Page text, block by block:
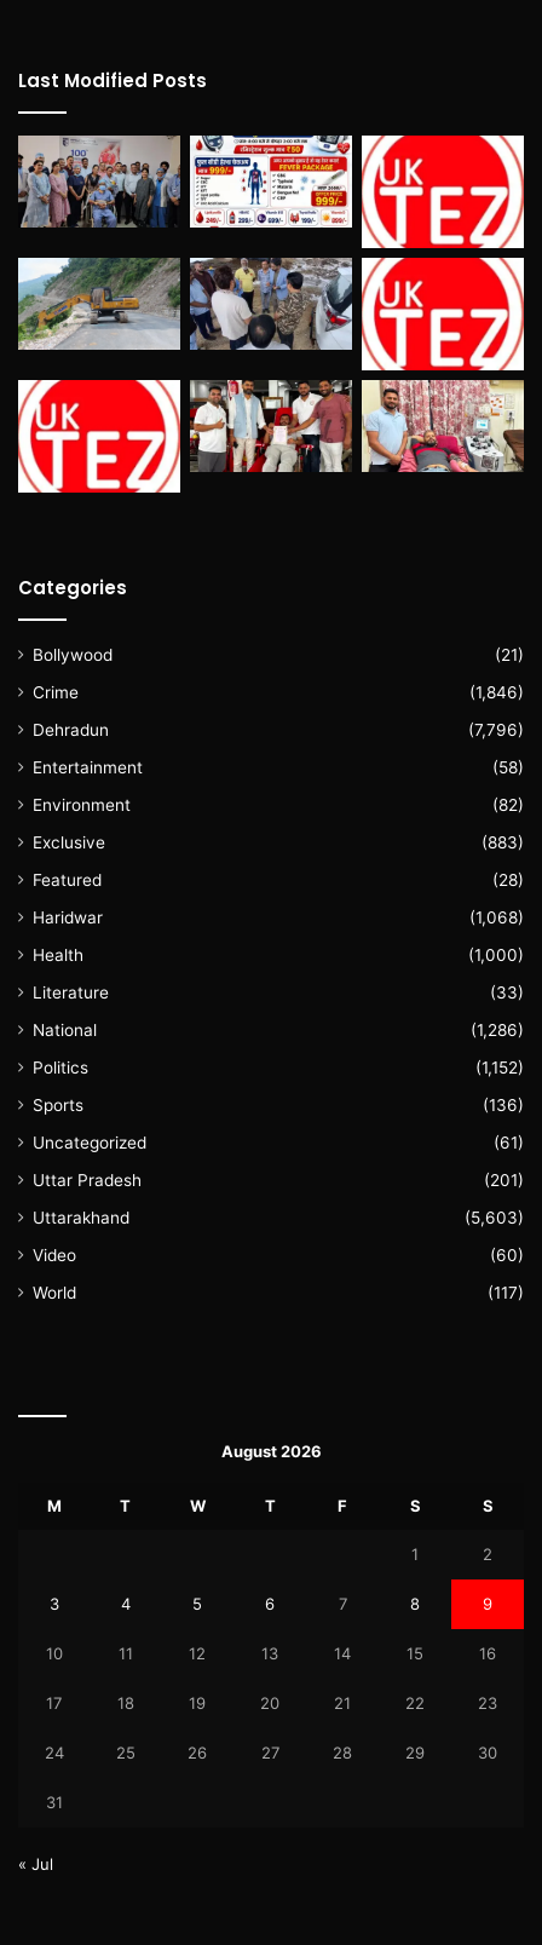
Last Modified Posts
Categories
Bollywood
(21)
Crime
(1,846)
Dehradun
(7,796)
Entertainment
(58)
Environment
(82)
Exclusive
(883)
Featured
(28)
Haridwar
(1,068)
Health
(1,000)
Literature
(33)
National
(1,286)
Politics
(1,152)
Sports
(136)
Uncategorized
(61)
Uttar Pradesh
(201)
Uttarakhand
(5,603)
Video
(60)
World
(117)
August 2026
M T W T F S S
1 2
3 4 5 6 7 8 9
10 11 12 13 14 15 16
17 18 19 20 21 22 23
24 25 26 27 28 29 30
31
« Jul